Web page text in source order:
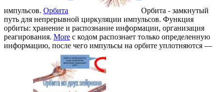
импульсов. Орбита
Орбита - замкнутый
путь для непрерывной циркуляции импульсов. Функция
орбиты: хранение и распознание информации, организация
реагирования. More с кодом распознает только определенную
информацию, после чего импульсы на орбите уплотняются —